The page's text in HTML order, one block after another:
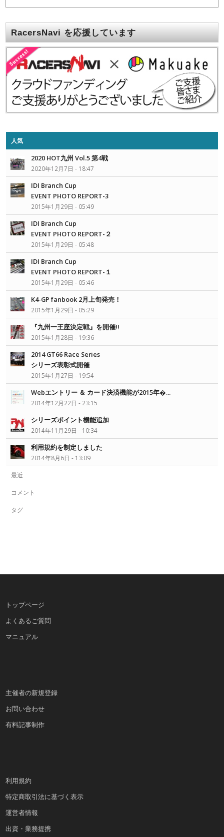
RacersNavi を応援しています
人気
2020 HOT九州 Vol.5 第4戦
2020年12月7日 - 18:47
IDI Branch Cup
EVENT PHOTO REPORT-3
2015年1月29日 - 05:49
IDI Branch Cup
EVENT PHOTO REPORT-２
2015年1月29日 - 05:48
IDI Branch Cup
EVENT PHOTO REPORT-１
2015年1月29日 - 05:46
K4-GP fanbook 2月上旬発売！
2015年1月29日 - 05:29
『九州一王座決定戦』を開催!!
2015年1月28日 - 19:36
2014 GT66 Race Series
シリーズ表彰式開催
2015年1月27日 - 19:54
Webエントリー ＆ カード決済機能が2015年�...
2014年12月22日 - 23:15
シリーズポイント機能追加
2014年11月29日 - 10:34
利用規約を制定しました
2014年8月6日 - 13:09
最近
コメント
タグ
トップページ
よくあるご質問
マニュアル
主催者の新規登録
お問い合わせ
有料記事制作
利用規約
特定商取引法に基づく表示
運営者情報
出資・業務提携